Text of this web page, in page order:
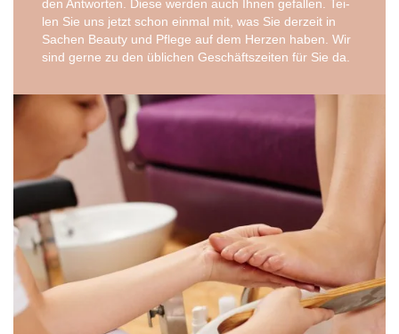
den Ant­wor­ten. Die­se wer­den auch Ihnen gefal­len. Tei­
len Sie uns jetzt schon ein­mal mit, was Sie der­zeit in
Sachen Beau­ty und Pfle­ge auf dem Her­zen haben. Wir
sind ger­ne zu den übli­chen Geschäfts­zei­ten für Sie da.